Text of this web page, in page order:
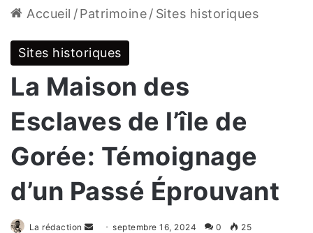
Accueil /Patrimoine/ Sites historiques
Sites historiques
La Maison des
Esclaves de l’île de
Gorée: Témoignage
d’un Passé Éprouvant
La rédaction
Envoyerseptembre 16, 2024 0 25